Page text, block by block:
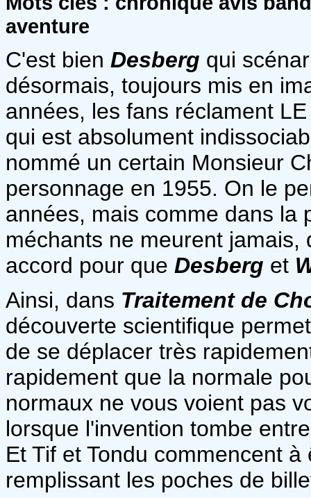
aventure
C'est bien Desberg qui
désormais, toujours mis en
années, les fans réclament
qui est absolument
nommé un certain Monsieur
personnage en 1955. On le
années, mais comme dans la
méchants ne meurent
accord pour que Desberg et
Ainsi, dans Traitement de
découverte scientifique
de se déplacer très
rapidement que la normale
normaux ne vous voient pas
lorsque l'invention tombe
Et Tif et Tondu commencent
remplissant les poches de